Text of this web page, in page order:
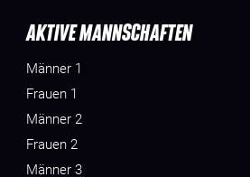
AKTIVE MANNSCHAFTEN
Männer 1
Frauen 1
Männer 2
Frauen 2
Männer 3